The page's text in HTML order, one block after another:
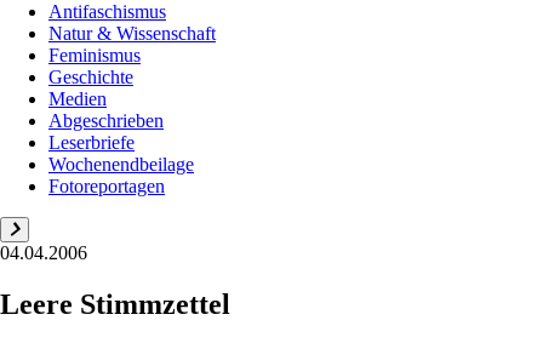
Antifaschismus
Natur & Wissenschaft
Feminismus
Geschichte
Medien
Abgeschrieben
Leserbriefe
Wochenendbeilage
Fotoreportagen
04.04.2006
Leere Stimmzettel